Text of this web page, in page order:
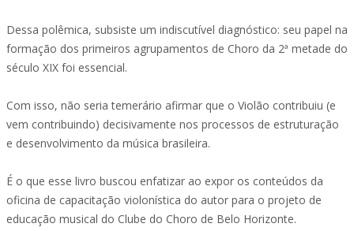
Dessa polêmica, subsiste um indiscutível diagnóstico: seu papel na
formação dos primeiros agrupamentos de Choro da 2ª metade do
século XIX foi essencial.
Com isso, não seria temerário afirmar que o Violão contribuiu (e
vem contribuindo) decisivamente nos processos de estruturação
e desenvolvimento da música brasileira.
É o que esse livro buscou enfatizar ao expor os conteúdos da
oficina de capacitação violonística do autor para o projeto de
educação musical do Clube do Choro de Belo Horizonte.